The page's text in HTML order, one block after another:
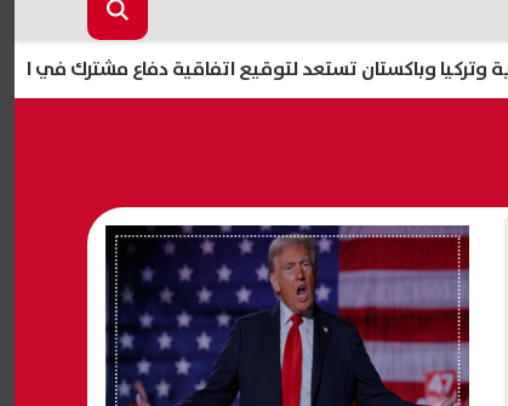
تستعد لتوقيع اتفاقية دفاع مشترك في الرياض| عاجل